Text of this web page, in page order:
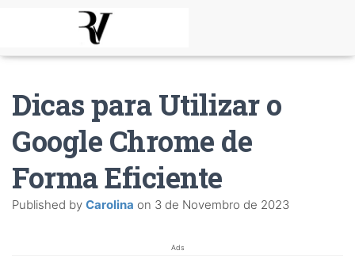
Dicas para Utilizar o
Google Chrome de
Forma Eficiente
Published by Carolina on 3 de Novembro de 2023
Ads